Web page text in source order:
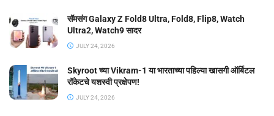
सॅमसंग Galaxy Z Fold8 Ultra, Fold8, Flip8, Watch
Ultra2, Watch9 सादर
JULY 24, 2026
Skyroot च्या Vikram-1 या भारताच्या पहिल्या खासगी ऑर्बिटल
रॉकेटचे यशस्वी प्रक्षेपण!
JULY 24, 2026